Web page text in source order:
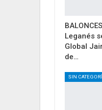
Leganés
Global
de…
SIN